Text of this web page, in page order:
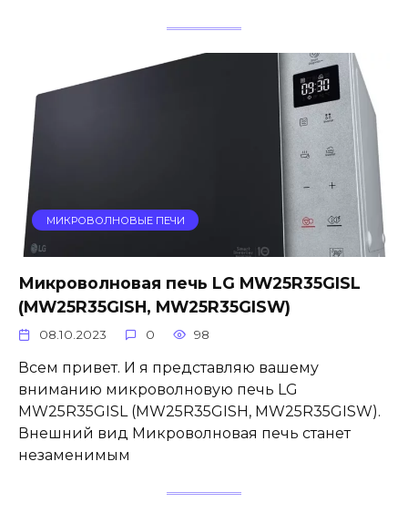
МИКРОВОЛНОВЫЕ ПЕЧИ
Микроволновая печь LG MW25R35GISL
(MW25R35GISH, MW25R35GISW)
08.10.2023 0 98
Всем привет. И я представляю вашему
вниманию микроволновую печь LG
MW25R35GISL (MW25R35GISH, MW25R35GISW).
Внешний вид Микроволновая печь станет
незаменимым